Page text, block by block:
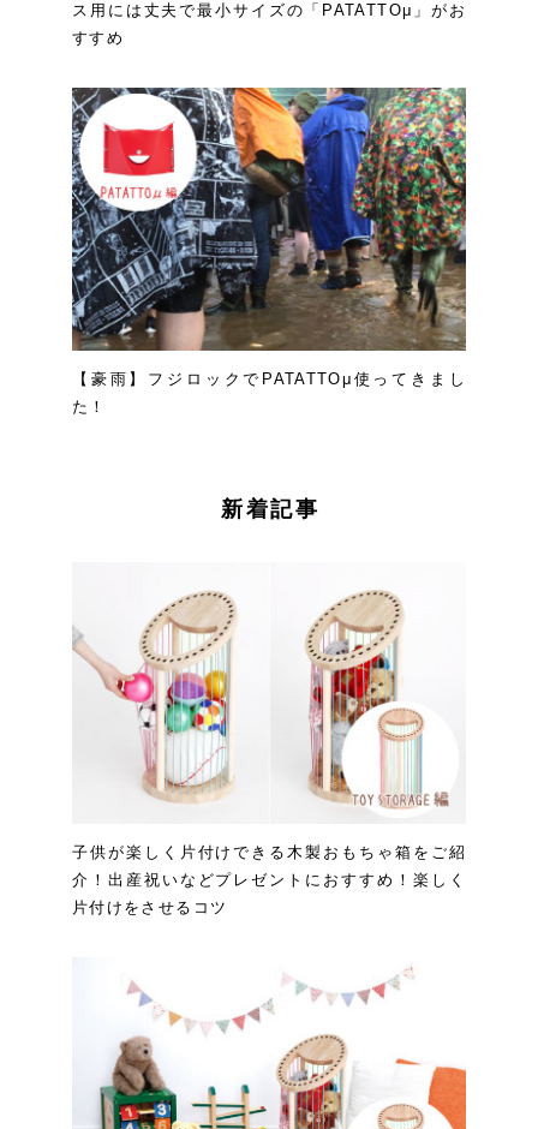
ス用には丈夫で最小サイズの「PATATTOμ」がお
すすめ
【豪雨】フジロックでPATATTOμ使ってきまし
た！
新着記事
子供が楽しく片付けできる木製おもちゃ箱をご紹
介！出産祝いなどプレゼントにおすすめ！楽しく
片付けをさせるコツ